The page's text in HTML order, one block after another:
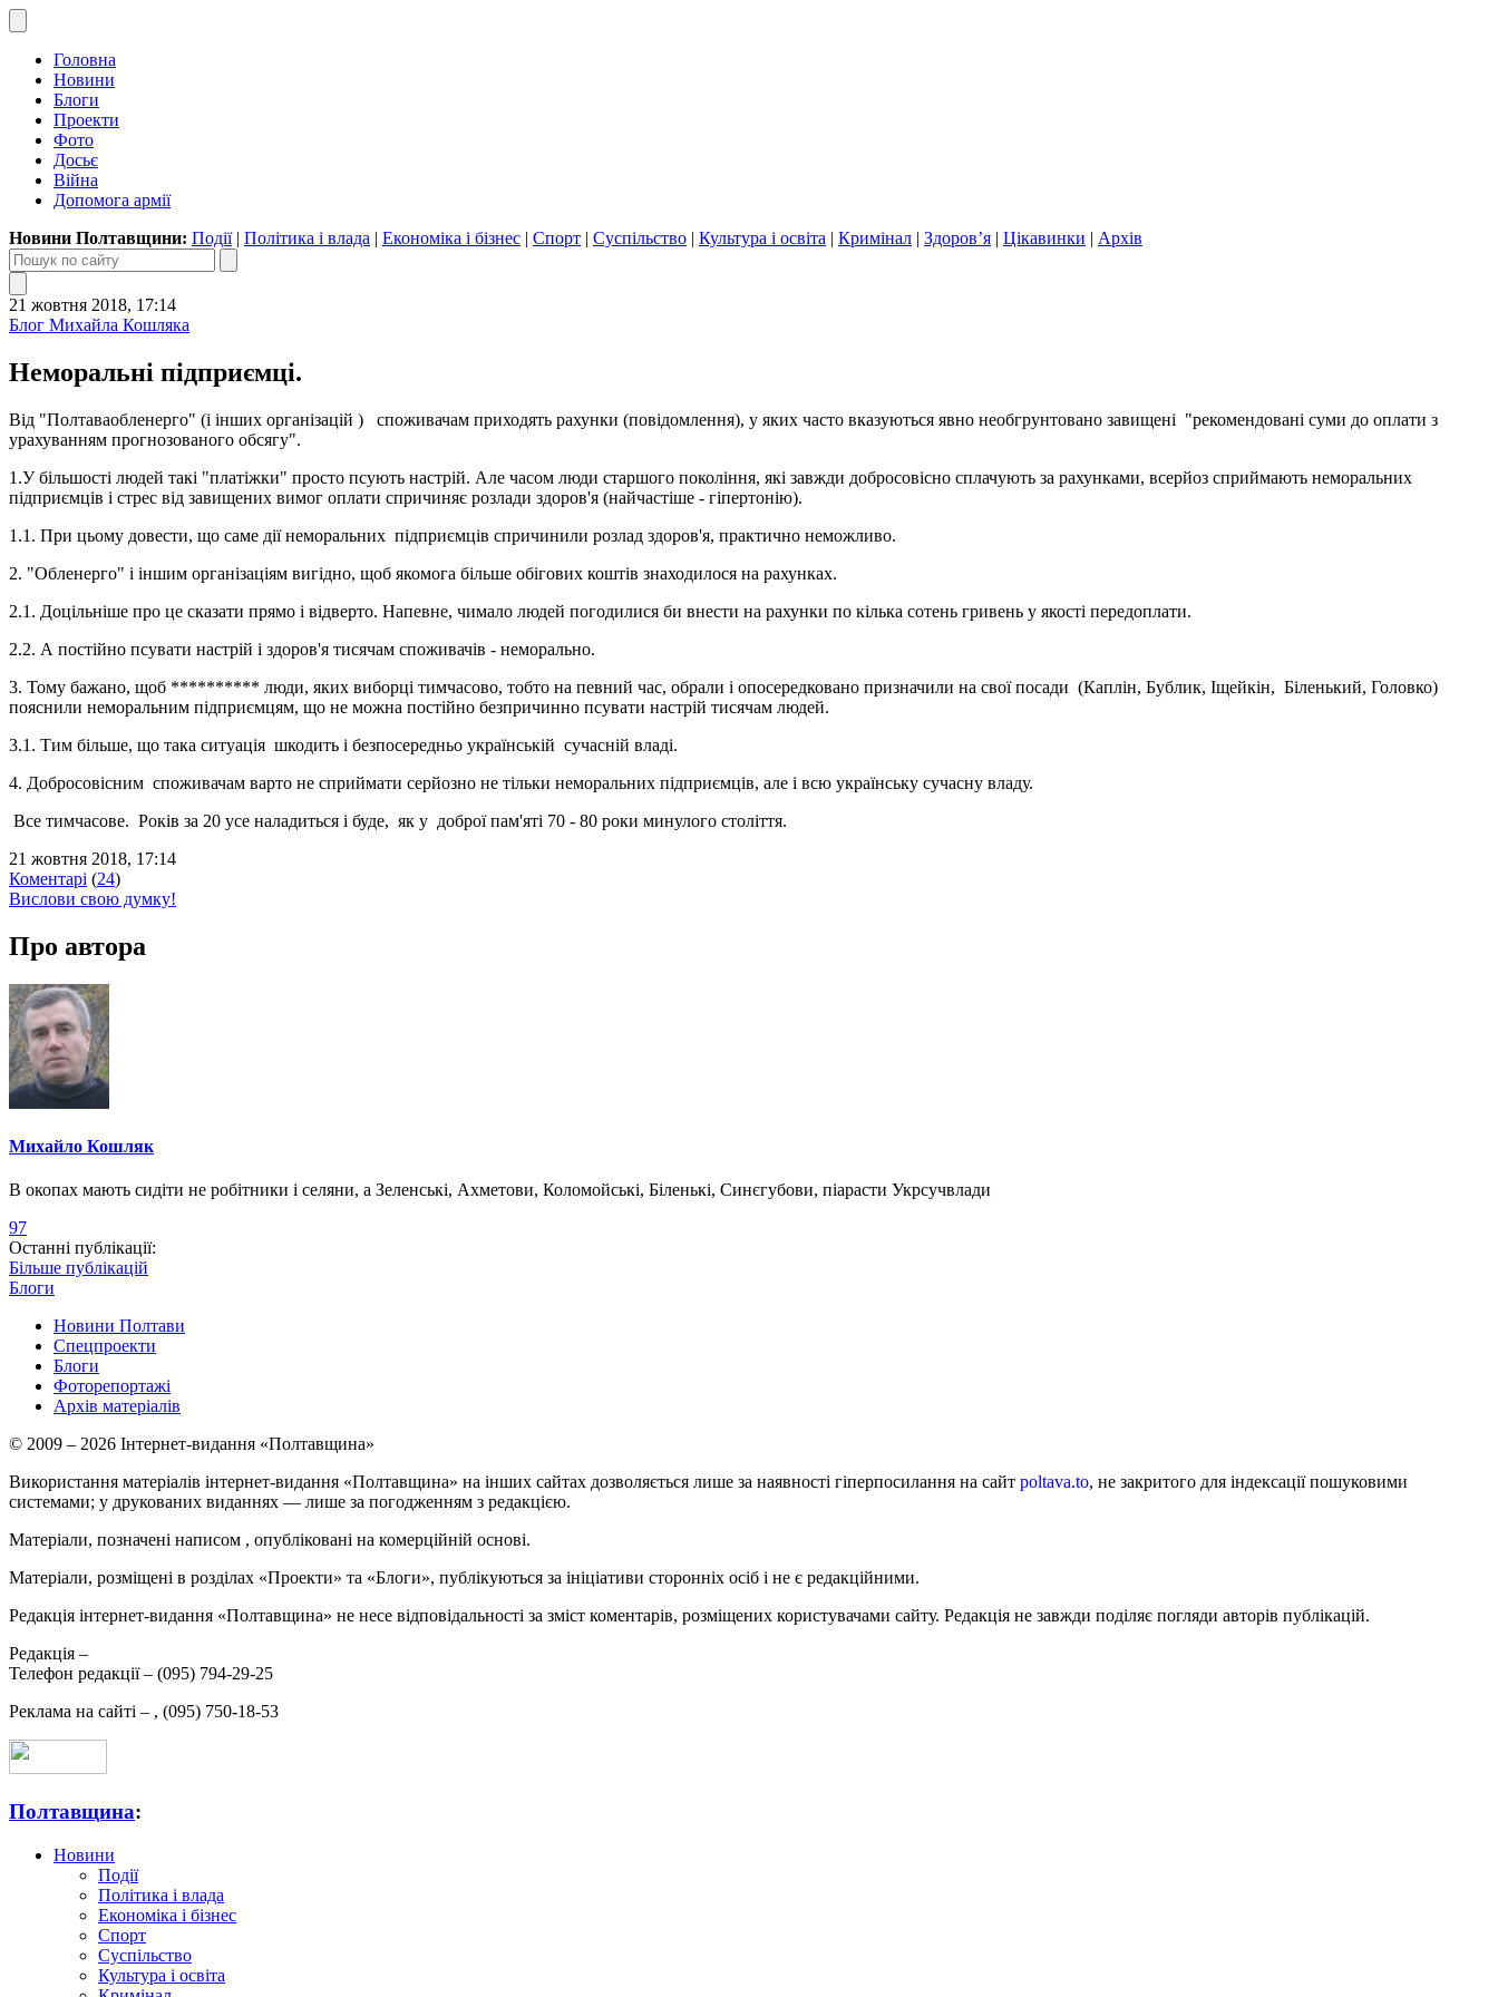
Головна
Новини
Блоги
Проекти
Фото
Досьє
Війна
Допомога армії
Новини Полтавщини: Події| Політика і влада | Економіка і бізнес | Спорт | Суспільство | Культура і освіта | Кримінал | Здоров’я | Цікавинки | Архів
21 жовтня 2018, 17:14
Блог Михайла Кошляка
Неморальні підприємці.
Від "Полтаваобленерго" (і інших організацій ) споживачам приходять рахунки (повідомлення), у яких часто вказуються явно необгрунтовано завищені "рекомендовані суми до оплати з
урахуванням прогнозованого обсягу".
1.У більшості людей такі "платіжки" просто псують настрій. Але часом люди старшого покоління, які завжди добросовісно сплачують за рахунками, всерйоз сприймають неморальних
підприємців і стрес від завищених вимог оплати спричиняє розлади здоров'я (найчастіше - гіпертонію).
1.1. При цьому довести, що саме дії неморальних підприємців спричинили розлад здоров'я, практично неможливо.
2. "Обленерго" і іншим організаціям вигідно, щоб якомога більше обігових коштів знаходилося на рахунках.
2.1. Доцільніше про це сказати прямо і відверто. Напевне, чимало людей погодилися би внести на рахунки по кілька сотень гривень у якості передоплати.
2.2. А постійно псувати настрій і здоров'я тисячам споживачів - неморально.
3. Тому бажано, щоб ********** люди, яких виборці тимчасово, тобто на певний час, обрали і опосередковано призначили на свої посади (Каплін, Бублик, Іщейкін, Біленький, Головко)
пояснили неморальним підприємцям, що не можна постійно безпричинно псувати настрій тисячам людей.
3.1. Тим більше, що така ситуація шкодить і безпосередньо українській сучасній владі.
4. Добросовісним споживачам варто не сприймати серйозно не тільки неморальних підприємців, але і всю українську сучасну владу.
Все тимчасове. Років за 20 усе наладиться і буде, як у доброї пам'яті 70 - 80 роки минулого століття.
21 жовтня 2018, 17:14
Коментарі (24)
Вислови свою думку!
Про автора
Михайло Кошляк
В окопах мають сидіти не робітники і селяни, а Зеленські, Ахметови, Коломойські, Біленькі, Синєгубови, піарасти Укрсучвлади
97
Останні публікації:
Більше публікацій
Блоги
Новини Полтави
Спецпроекти
Блоги
Фоторепортажі
Архів матеріалів
© 2009 – 2026 Інтернет-видання «Полтавщина»
Використання матеріалів інтернет-видання «Полтавщина» на інших сайтах дозволяється лише за наявності гіперпосилання на сайт poltava.to, не закритого для індексації пошуковими
системами; у друкованих виданнях — лише за погодженням з редакцією.
Матеріали, позначені написом , опубліковані на комерційній основі.
Матеріали, розміщені в розділах «Проекти» та «Блоги», публікуються за ініціативи сторонніх осіб і не є редакційними.
Редакція інтернет-видання «Полтавщина» не несе відповідальності за зміст коментарів, розміщених користувачами сайту. Редакція не завжди поділяє погляди авторів публікацій.
Редакція –
Телефон редакції – (095) 794-29-25
Реклама на сайті – , (095) 750-18-53
Полтавщина:
Новини
Події
Політика і влада
Економіка і бізнес
Спорт
Суспільство
Культура і освіта